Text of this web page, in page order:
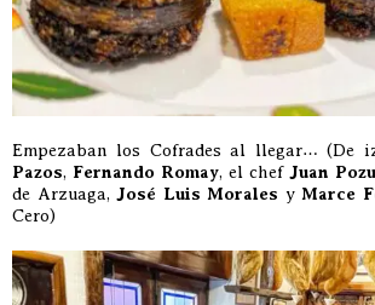
Empezaban los Cofrades al llegar… (De
Pazos, Fernando Romay, el chef Juan
de Arzuaga, José Luis Morales y Marce
Cero)